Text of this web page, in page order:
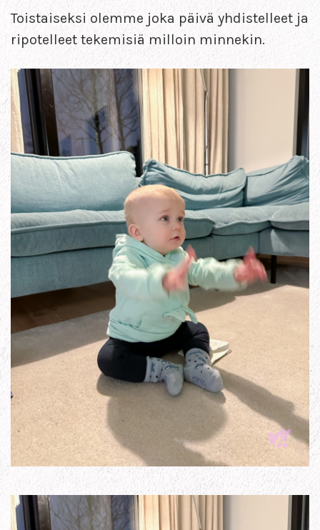
Toistaiseksi olemme joka päivä yhdistelleet ja
ripotelleet tekemisiä milloin minnekin.